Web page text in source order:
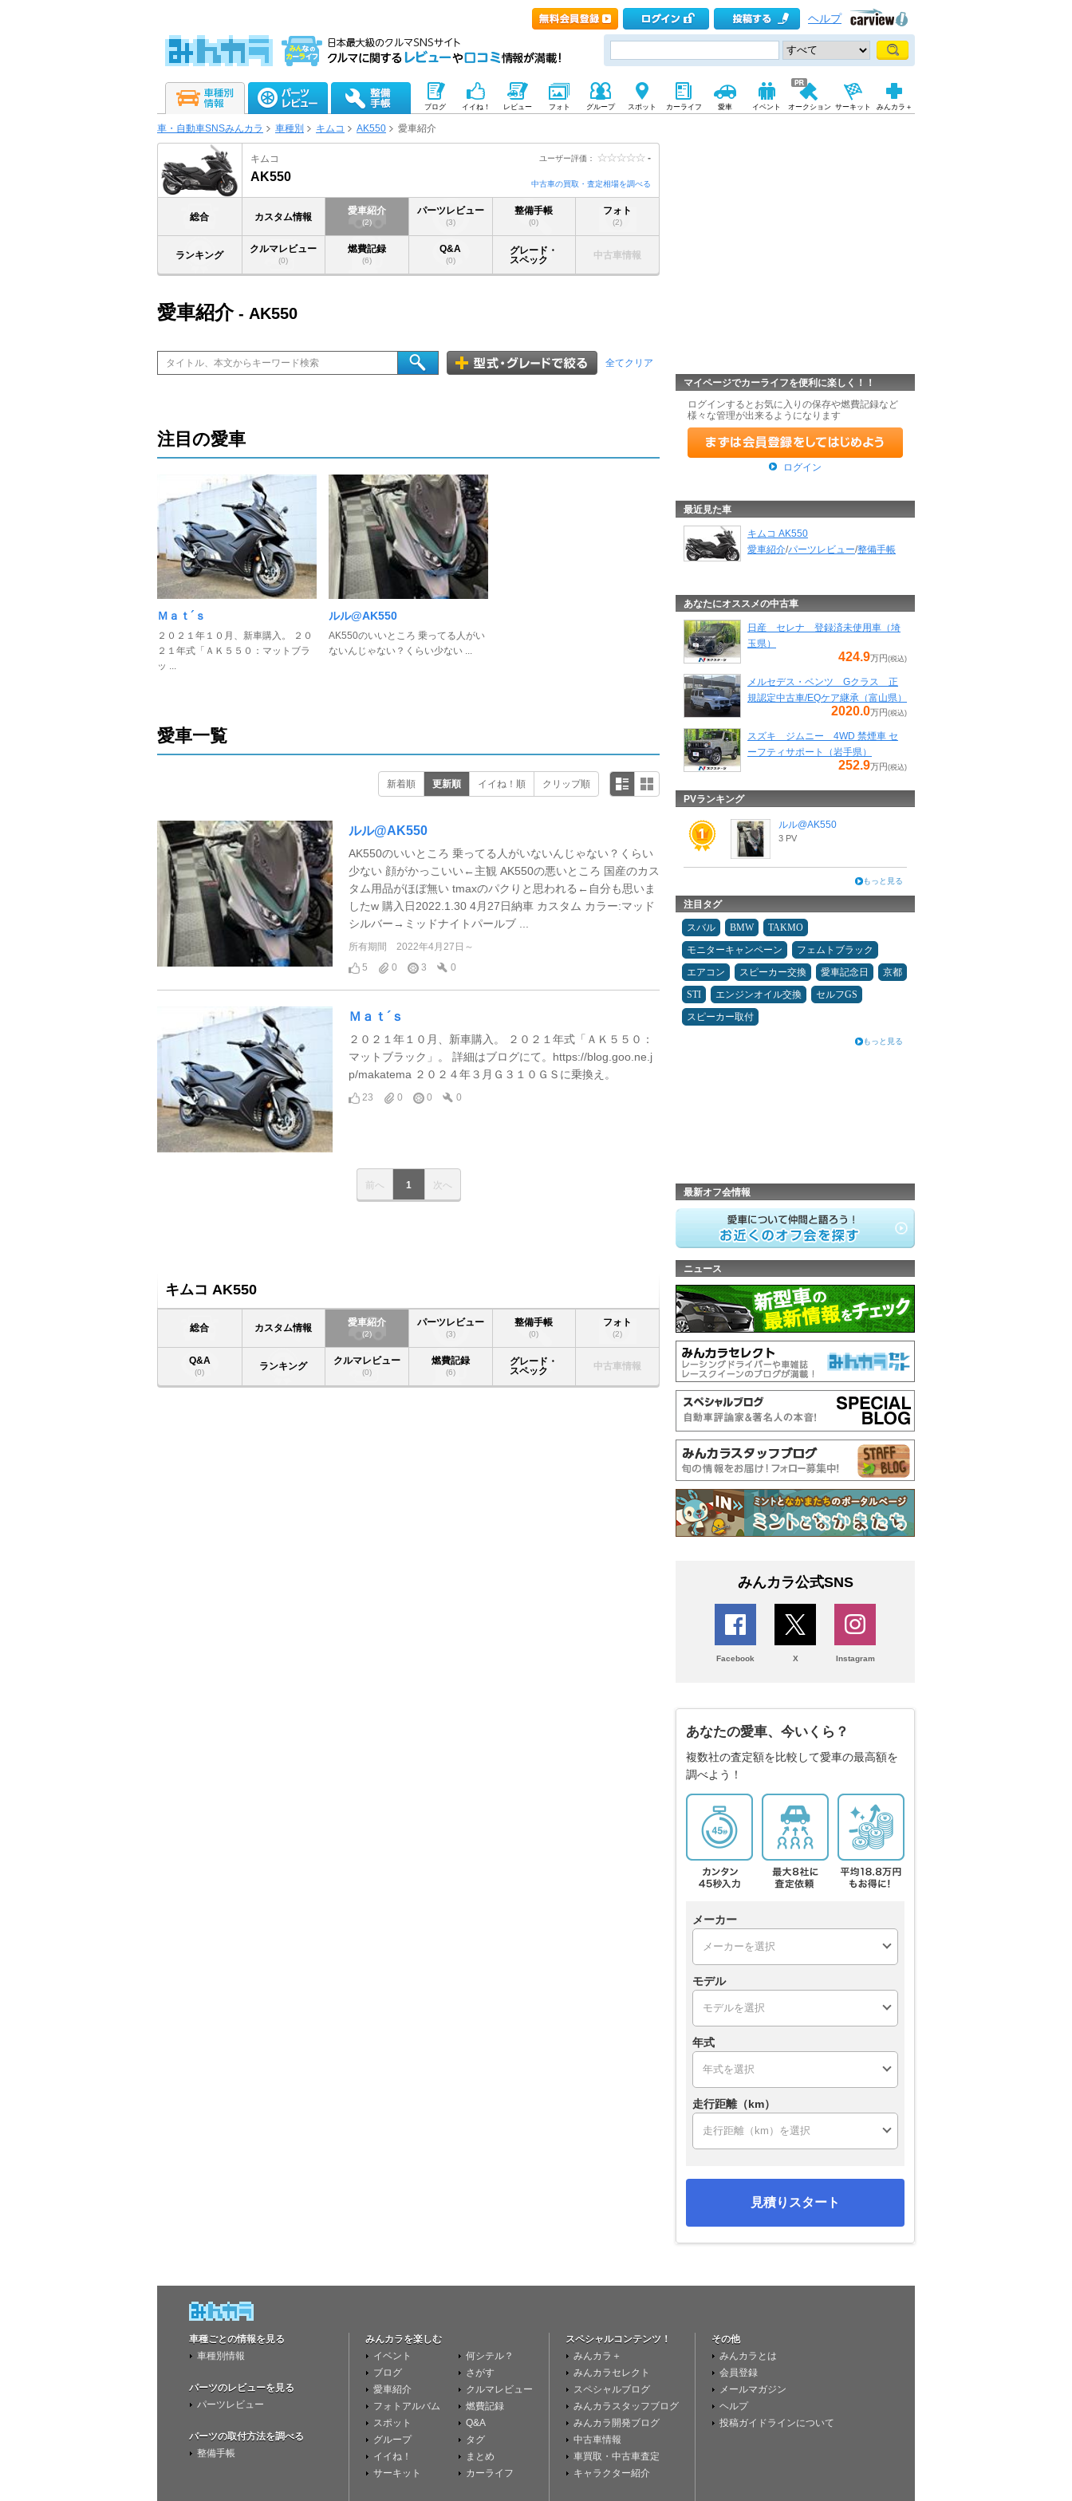
ヘルプ
ブログ イイね！ レビュー フォト グループ スポット カーライフ 愛車 イベント オークション サーキット みんカラ＋
車・自動車SNSみんカラ 車種別 キムコ AK550 愛車紹介
ユーザー評価： -
キムコ
AK550
中古車の買取・査定相場を調べる
総合 カスタム情報
愛車紹介
(2)
パーツレビュー
(3)
整備手帳
(0)
フォト
(2)
ランキング
クルマレビュー
(0)
燃費記録
(6)
Q&A
(0)
グレード・
スペック
中古車情報
愛車紹介- AK550
全てクリア
注目の愛車
Ｍａｔ´ｓ
２０２１年１０月、新車購入。 ２０
２１年式「ＡＫ５５０：マットブラ
ッ ...
ルル@AK550
AK550のいいところ 乗ってる人がい
ないんじゃない？くらい少ない ...
愛車一覧
新着順 更新順 イイね！順 クリップ順
ルル@AK550
AK550のいいところ 乗ってる人がいないんじゃない？くらい
少ない 顔がかっこいい←主観 AK550の悪いところ 国産のカス
タム用品がほぼ無い tmaxのパクりと思われる←自分も思いま
したw 購入日2022.1.30 4月27日納車 カスタム カラー:マッド
シルバー→ミッドナイトパールブ ...
所有期間
2022年4月27日～
5
0 3 0
Ｍａｔ´ｓ
２０２１年１０月、新車購入。 ２０２１年式「ＡＫ５５０：
マットブラック」。 詳細はブログにて。https://blog.goo.ne.j
p/makatema ２０２４年３月Ｇ３１０ＧＳに乗換え。
23 0 0 0
前へ 1 次へ
キムコ AK550
総合 カスタム情報
愛車紹介
(2)
パーツレビュー
(3)
整備手帳
(0)
フォト
(2)
Q&A
(0) ランキング
クルマレビュー
(0)
燃費記録
(6)
グレード・
スペック
中古車情報
マイページでカーライフを便利に楽しく！！
ログインするとお気に入りの保存や燃費記録など
様々な管理が出来るようになります
ログイン
最近見た車
キムコ AK550
愛車紹介/パーツレビュー/整備手帳
あなたにオススメの中古車
日産 セレナ 登録済未使用車（埼
玉県）
424.9万円 (税込)
メルセデス・ベンツ Gクラス 正
規認定中古車/EQケア継承（富山県）
2020.0万円 (税込)
スズキ ジムニー 4WD 禁煙車 セ
ーフティサポート（岩手県）
252.9万円 (税込)
PVランキング
ルル@AK550
3 PV
もっと見る
注目タグ
スバル BMW
TAKMO
モニターキャンペーン
フェムトブラック
エアコン
スピーカー交換 愛車記念日
京都
STI
エンジンオイル交換
セルフGS
スピーカー取付
もっと見る
最新オフ会情報
ニュース
みんカラ公式SNS
Facebook X Instagram
あなたの愛車、今いくら？
複数社の査定額を比較して愛車の最高額を
調べよう！
メーカー
モデル
年式
走行距離（km）
見積りスタート
車種ごとの情報を見る
車種別情報
パーツのレビューを見る
パーツレビュー
パーツの取付方法を調べる
整備手帳
みんカラを楽しむ
イベント
ブログ
愛車紹介
フォトアルバム
スポット
グループ
イイね！
サーキット
何シテル？
さがす
クルマレビュー
燃費記録
Q&A
タグ
まとめ
カーライフ
スペシャルコンテンツ！
みんカラ＋
みんカラセレクト
スペシャルブログ
みんカラスタッフブログ
みんカラ開発ブログ
中古車情報
車買取・中古車査定
キャラクター紹介
その他
みんカラとは
会員登録
メールマガジン
ヘルプ
投稿ガイドラインについて